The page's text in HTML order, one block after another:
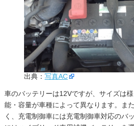
出典： 写真AC
車のバッテリーは12Vですが、サイズは
能・容量が車種によって異なります。ま
く、充電制御車には充電制御車対応のバ